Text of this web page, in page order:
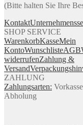
(Bitte halten Sie Ihre
Kontakt
SHOP SERVICE
WarenkorbKasseMein
KontoWunschlisteAGB
widerrufenZahlung &
Versand
ZAHLUNG
Zahlungsarten:
Abholung